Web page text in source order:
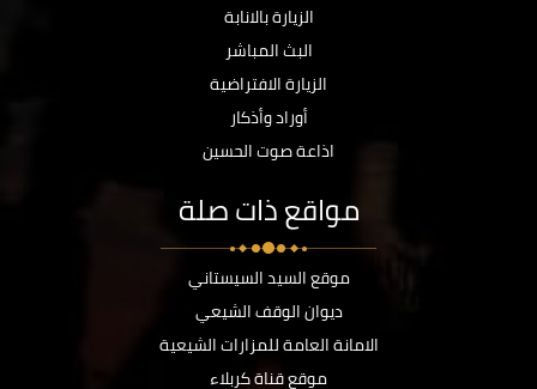
الزيارة بالانابة
البث المباشر
الزيارة الافتراضية
أوراد وأذكار
اذاعة صوت الحسين
مواقع ذات صلة
موقع السيد السيستاني
ديوان الوقف الشيعي
الامانة العامة للمزارات الشيعية
موقع قناة كربلاء